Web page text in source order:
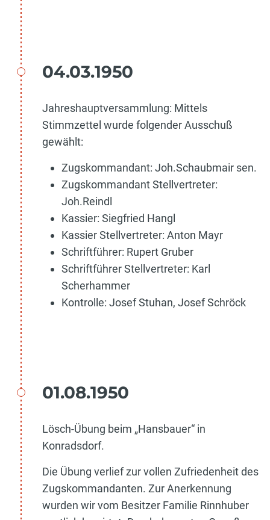
04.03.1950
Jahreshauptversammlung: Mittels
Stimmzettel wurde folgender Ausschuß
gewählt:
Zugskommandant: Joh.Schaubmair sen.
Zugskommandant Stellvertreter:
Joh.Reindl
Kassier: Siegfried Hangl
Kassier Stellvertreter: Anton Mayr
Schriftführer: Rupert Gruber
Schriftführer Stellvertreter: Karl
Scherhammer
Kontrolle: Josef Stuhan, Josef Schröck
01.08.1950
Lösch-Übung beim „Hansbauer“ in
Konradsdorf.
Die Übung verlief zur vollen Zufriedenheit des
Zugskommandanten. Zur Anerkennung
wurden wir vom Besitzer Familie Rinnhuber